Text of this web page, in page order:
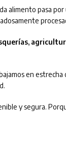
alimento pasa
en
y segura.